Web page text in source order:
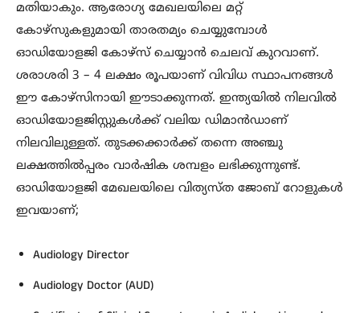
മതിയാകും. ആരോഗ്യ മേഖലയിലെ മറ്റ്
കോഴ്സുകളുമായി താരതമ്യം ചെയ്യുമ്പോൾ
ഓഡിയോളജി കോഴ്സ് ചെയ്യാൻ ചെലവ് കുറവാണ്.
ശരാശരി 3 – 4 ലക്ഷം രൂപയാണ് വിവിധ സ്ഥാപനങ്ങൾ
ഈ കോഴ്സിനായി ഈടാക്കുന്നത്. ഇന്ത്യയിൽ നിലവിൽ
ഓഡിയോളജിസ്റ്റുകൾക്ക് വലിയ ഡിമാൻഡാണ്
നിലവിലുള്ളത്. തുടക്കക്കാർക്ക് തന്നെ അഞ്ചു
ലക്ഷത്തിൽപ്പരം വാർഷിക ശമ്പളം ലഭിക്കുന്നുണ്ട്.
ഓഡിയോളജി മേഖലയിലെ വിത്യസ്ത ജോബ് റോളുകൾ
ഇവയാണ്;
Audiology Director
Audiology Doctor (AUD)